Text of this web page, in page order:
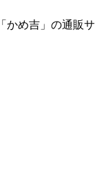
かめ吉」の通販